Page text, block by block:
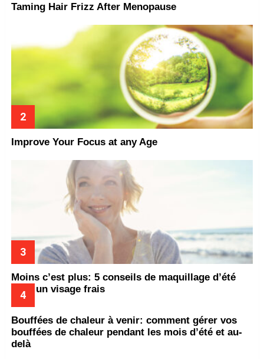
Taming Hair Frizz After Menopause
Improve Your Focus at any Age
Moins c’est plus: 5 conseils de maquillage d’été
pour un visage frais
Bouffées de chaleur à venir: comment gérer vos
bouffées de chaleur pendant les mois d’été et au-
delà